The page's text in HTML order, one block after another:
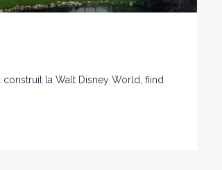
la Walt Disney World, fiind